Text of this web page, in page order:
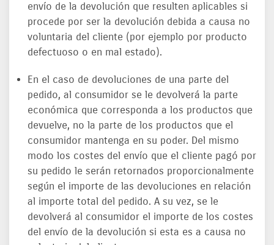
envío de la devolución que resulten aplicables si
procede por ser la devolución debida a causa no
voluntaria del cliente (por ejemplo por producto
defectuoso o en mal estado).
En el caso de devoluciones de una parte del
pedido, al consumidor se le devolverá la parte
económica que corresponda a los productos que
devuelve, no la parte de los productos que el
consumidor mantenga en su poder. Del mismo
modo los costes del envío que el cliente pagó por
su pedido le serán retornados proporcionalmente
según el importe de las devoluciones en relación
al importe total del pedido. A su vez, se le
devolverá al consumidor el importe de los costes
del envío de la devolución si esta es a causa no